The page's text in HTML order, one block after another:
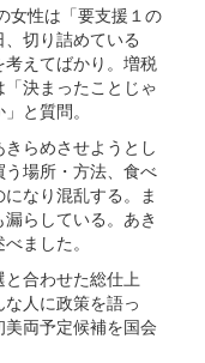
女性は「要支援１の
切り詰めている
えてばかり。増税
決まったことじゃ
と質問。
らめさせようとし
場所・方法、食べ
なり混乱する。ま
らしている。あき
ました。
合わせた総仕上
人に政策を語っ
両予定候補を国会